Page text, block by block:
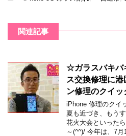
関連記事
☆ガラスバキバ
ス交換修理に
ン修理のクイッ
iPhone 修理のクイ
夏も近づき、もう
花火大会といった
～(^^)/ 今年は、7月